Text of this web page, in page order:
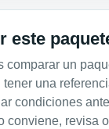
este
comparar un
una
condiciones
conviene, revisa